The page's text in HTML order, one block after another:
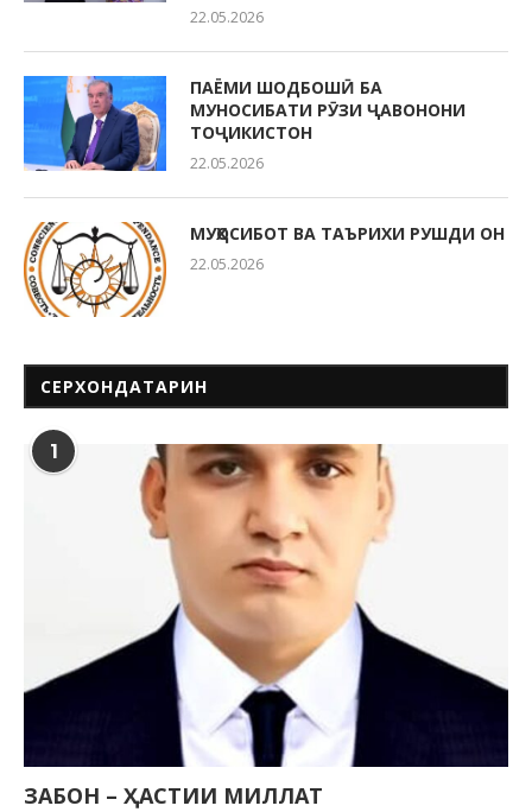
22.05.2026
ПАЁМИ ШОДБОШӢ БА
МУНОСИБАТИ РӮЗИ ҶАВОНОНИ
ТОҶИКИСТОН
22.05.2026
МУҲОСИБОТ ВА ТАЪРИХИ РУШДИ ОН
22.05.2026
СЕРХОНДАТАРИН
1
ЗАБОН – ҲАСТИИ МИЛЛАТ